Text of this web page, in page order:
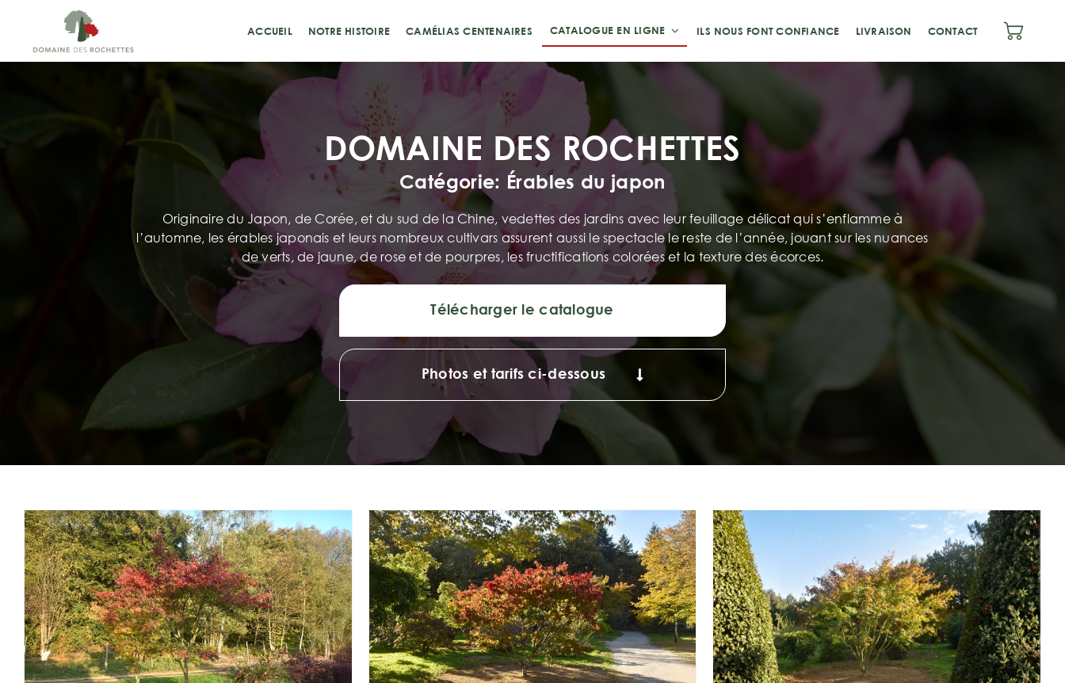
contenu
ACCUEIL NOTRE HISTOIRE CAMÉLIAS CENTENAIRES CATALOGUE EN LIGNE ILS NOUS FONT CONFIANCE LIVRAISON CONTACT
DOMAINE DES ROCHETTES
Catégorie: Érables du japon
Originaire du Japon, de Corée, et du sud de la Chine, vedettes des jardins avec leur feuillage délicat qui s’enflamme à
l’automne, les érables japonais et leurs nombreux cultivars assurent aussi le spectacle le reste de l’année, jouant sur les nuances
de verts, de jaune, de rose et de pourpres, les fructifications colorées et la texture des écorces.
Télécharger le catalogue
Photos et tarifs ci-dessous